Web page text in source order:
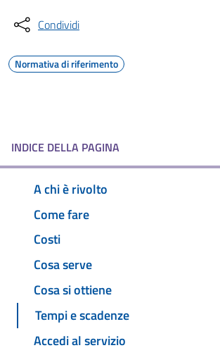
Condividi
Normativa di riferimento
INDICE DELLA PAGINA
A chi è rivolto
Come fare
Costi
Cosa serve
Cosa si ottiene
Tempi e scadenze
Accedi al servizio